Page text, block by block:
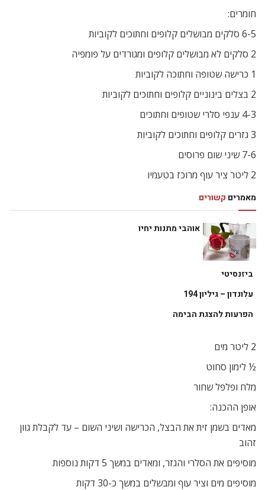
חומרים:
6-5 סלקים מבושלים קלופים וחתוכים לקוביות
2 סלקים לא מבושלים קלופים ומגורדים על פומפיה
1 כרישה שטופה וחתוכה לקוביות
2 בצלים בינוניים קלופים וחתוכים לקוביות
4-3 ענפי סלרי שטופים וחתוכים
3 גזרים קלופים וחתוכים לקוביות
7-6 שיני שום פרוסים
2 ליטר ציר עוף מרוכז בטעמיו
מאמרים קשורים
אוהבי מתנות יחיו
ביזנסיטי
עלונדון – גיליון 194
הפרעות להצגת הבימה
2 ליטר מים
½ לימון סחוט
מלח ופלפל שחור
אופן ההכנה:
מאדים בשמן זית את הבצל, הכרישה ושיני השום – עד לקבלת גוון
זהוב
מוסיפים את הסלרי והגזר, ומאדים במשך 5 דקות נוספות
מוסיפים מים וציר עוף ומבשלים במשך כ-30 דקות